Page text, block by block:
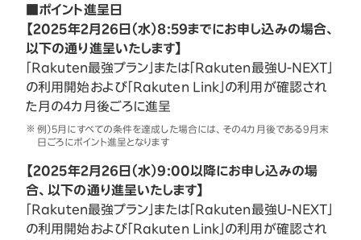
■ポイント進呈日
【2025年2月26日（水）8:59までにお申し込みの場合、
以下の通り進呈いたします】
「Rakuten最強プラン」または「Rakuten最強U-NEXT」
の利用開始および「Rakuten Link」の利用が確認され
た月の4カ月後ごろに進呈
例）5月にすべての条件を達成した場合には、その4カ月後である9月末
日ごろにポイント進呈となります
【2025年2月26日（水）9:00以降にお申し込みの場
合、以下の通り進呈いたします】
「Rakuten最強プラン」または「Rakuten最強U-NEXT」
の利用開始および「Rakuten Link」の利用が確認され